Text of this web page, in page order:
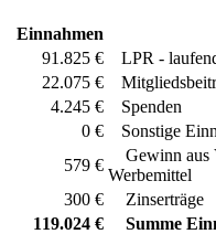
Einnahmen
91.825 €
LPR -
22.075 €
4.245 €
Spenden
0 €
Sonstige
579 €
Gewinn aus
Werbemittel
300 €
Zinserträge
119.024 €
Summe